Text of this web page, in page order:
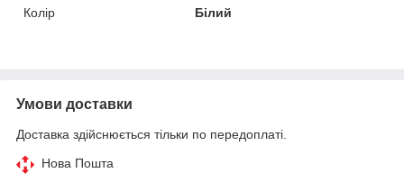
Колір
Білий
Умови доставки
Доставка здійснюється тільки по передоплаті.
Нова Пошта